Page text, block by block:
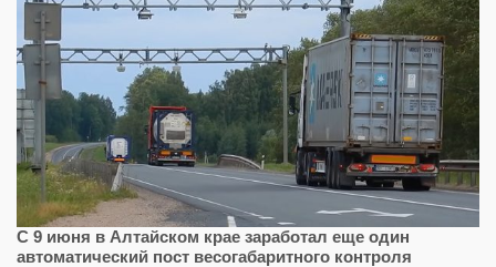
С 9 июня в Алтайском крае заработал еще один
автоматический пост весогабаритного контроля